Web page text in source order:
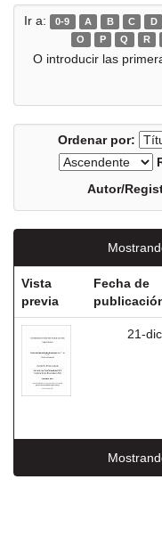
Ir a: 0-9 A B C D
O
P Q R
O introducir las
Ordenar por:
Autor/
Vista
previa
Fecha de
21-